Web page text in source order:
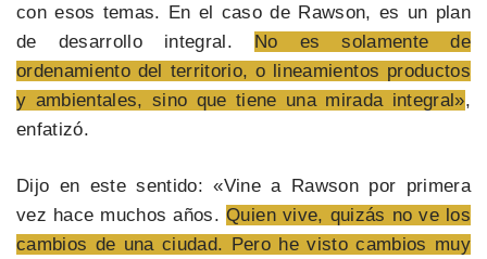
con esos temas. En el caso de Rawson, es un plan
de desarrollo integral. No es solamente de
ordenamiento del territorio, o lineamientos productos
y ambientales, sino que tiene una mirada integral»,
enfatizó.
Dijo en este sentido: «Vine a Rawson por primera
vez hace muchos años.Quien vive, quizás no ve los
cambios de una ciudad. Pero he visto cambios muy